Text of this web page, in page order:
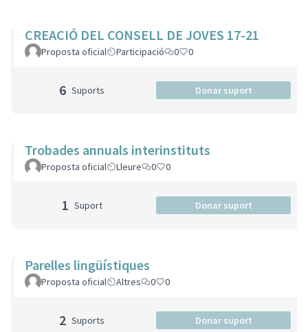
CREACIÓ DEL CONSELL DE JOVES 17-21
Proposta oficial Participació 0 0
6 Suports Donar suport
Trobades annuals interinstituts
Proposta oficial Lleure 0 0
1 Suport Donar suport
Parelles lingüístiques
Proposta oficial Altres 0 0
2 Suports Donar suport